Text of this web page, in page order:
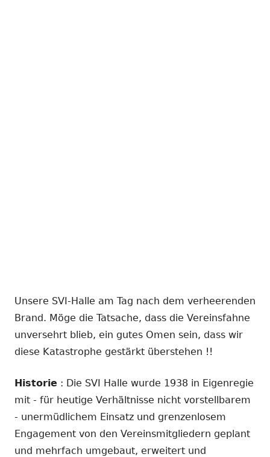
Unsere SVI-Halle am Tag nach dem verheerenden
Brand. Möge die Tatsache, dass die Vereinsfahne
unversehrt blieb, ein gutes Omen sein, dass wir
diese Katastrophe gestärkt überstehen !!
Historie : Die SVI Halle wurde 1938 in Eigenregie
mit - für heutige Verhältnisse nicht vorstellbarem
- unermüdlichem Einsatz und grenzenlosem
Engagement von den Vereinsmitgliedern geplant
und mehrfach umgebaut, erweitert und